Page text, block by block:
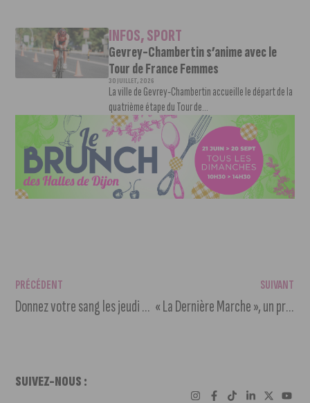
INFOS,SPORT
Gevrey-Chambertin s’anime avec le
Tour de France Femmes
30 JUILLET, 2026
La ville de Gevrey-Chambertin accueille le départ de la
quatrième étape du Tour de...
PRÉCÉDENT
Donnez votre sang les jeudi 13 et vendredi 14 juin à l’Auditorium
SUIVANT
« La Dernière Marche », un projet dijonnais de film documentaire à Oman
SUIVEZ-NOUS :